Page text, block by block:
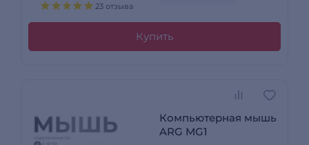
23 отзыва
Купить
Компьютерная мышь
ARG MG1